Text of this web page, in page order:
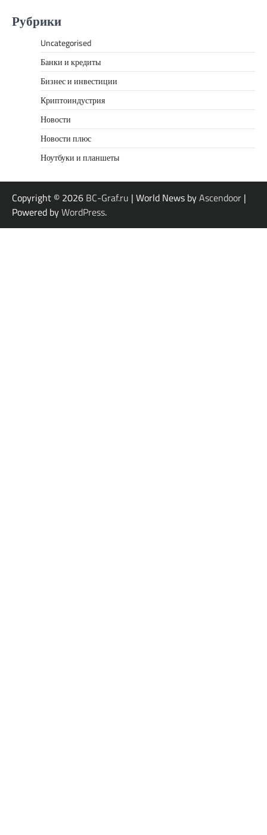
Рубрики
Uncategorised
Банки и кредиты
Бизнес и инвестиции
Криптоиндустрия
Новости
Новости плюс
Ноутбуки и планшеты
Copyright © 2026 BC-Graf.ru | World News byAscendoor |
Powered byWordPress.